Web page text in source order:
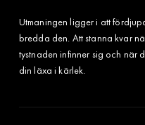
Utmaningen ligger i att
bredda den. Att stanna kvar
tystnaden infinner sig och när
din läxa i kärlek.